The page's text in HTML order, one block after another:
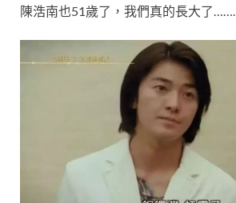
陳浩南也51歲了，我們真的長大了…….